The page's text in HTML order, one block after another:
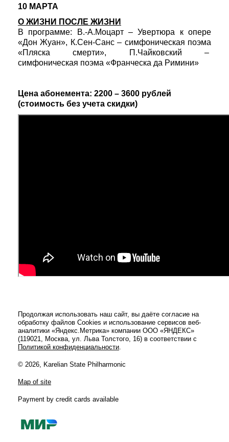
10 МАРТА
О ЖИЗНИ ПОСЛЕ ЖИЗНИ
В программе: В.-А.Моцарт – Увертюра к опере
«Дон Жуан», К.Сен-Санс – симфоническая поэма
«Пляска смерти», П.Чайковский –
симфоническая поэма «Франческа да Римини»
Цена абонемента: 2200 – 3600 рублей
(стоимость без учета скидки)
Продолжая использовать наш сайт, вы даёте согласие на
обработку файлов Cookies и использование сервисов веб-
аналитики «Яндекс.Метрика» компании ООО «ЯНДЕКС»
(119021, Москва, ул. Льва Толстого, 16) в соответствии с
Политикой конфиденциальности.
© 2026, Karelian State Philharmonic
Map of site
Payment by credit cards available